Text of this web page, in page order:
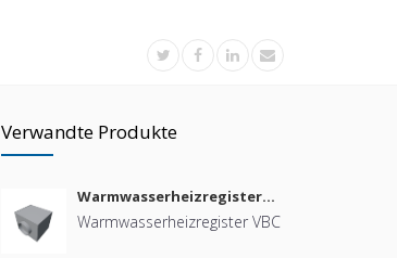
Verwandte Produkte
Warmwasserheizregister
VBC
Warmwasserheizregister VBC